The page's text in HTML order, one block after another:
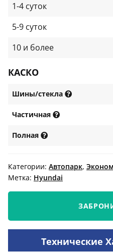
1-4 суток
5-9 суток
10 и более
КАСКО
Шины/стекла
Частичная
Полная
Категории: Автопарк, Эконом
Метка: Нyundai
Технические